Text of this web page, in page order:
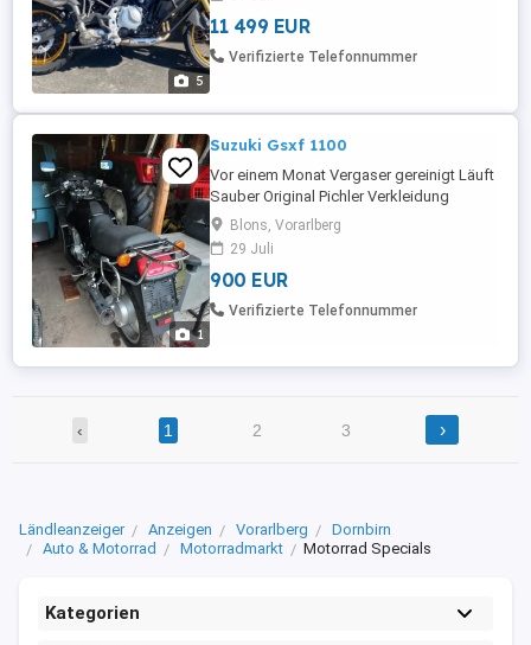
5
Gepäckträger, Griff- und Sitzheizung,
Sturzbügel, Motorschutzplatte,
Handschütze, Quickshifter,
11 499 EUR
Verifizierte Telefonnummer
1
Suzuki Gsxf 1100
Vor einem Monat Vergaser gereinigt Läuft
Sauber Original Pichler Verkleidung
Blons, Vorarlberg
29 Juli
900 EUR
Verifizierte Telefonnummer
‹ 1 2 3 ›
Ländleanzeiger Anzeigen Vorarlberg
Dornbirn
Auto & Motorrad
Motorradmarkt Motorrad Specials
Kategorien